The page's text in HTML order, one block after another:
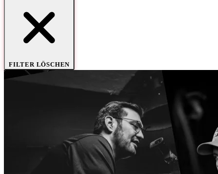
FILTER LÖSCHEN